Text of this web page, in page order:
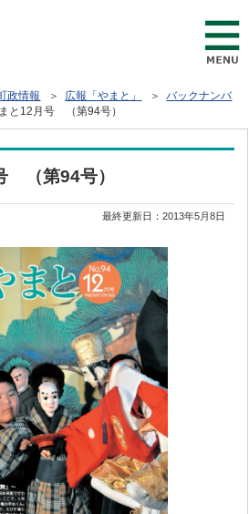
政情報 ＞ 広報「やまと」 ＞バックナンバ
と12月号 （第94号）
（第94号）
最終更新日：2013年5月8日